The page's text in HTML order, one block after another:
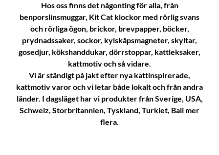
Hos oss finns det någonting för alla, från
benporslinsmuggar, Kit Cat klockor med rörlig svans
och rörliga ögon, brickor, brevpapper, böcker,
prydnadssaker, sockor, kylskåpsmagneter, skyltar,
gosedjur, kökshanddukar, dörrstoppar, kattleksaker,
kattmotiv och så vidare.
Vi är ständigt på jakt efter nya kattinspirerade,
kattmotiv varor och vi letar både lokalt och från andra
länder. I dagsläget har vi produkter från Sverige, USA,
Schweiz, Storbritannien, Tyskland, Turkiet, Bali mer
flera.